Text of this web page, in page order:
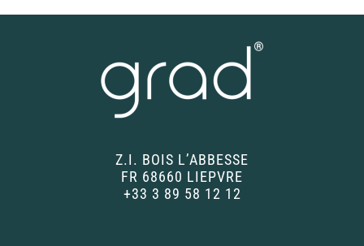
Z.I. BOIS L’ABBESSE
FR 68660 LIEPVRE
+33 3 89 58 12 12